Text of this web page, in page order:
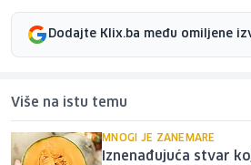
Dodajte Klix.ba među omiljene
Više na istu temu
MNOGI JE ZANEMARE
Iznenađujuća stvar